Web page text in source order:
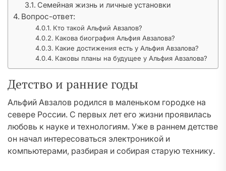
Семейная жизнь и личные установки
Вопрос-ответ:
Кто такой Альфий Авзалов?
Какова биография Альфия Авзалова?
Какие достижения есть у Альфия Авзалова?
Каковы планы на будущее у Альфия Авзалова?
Детство и ранние годы
Альфий Авзалов родился в маленьком городке на
севере России. С первых лет его жизни проявилась
любовь к науке и технологиям. Уже в раннем детстве
он начал интересоваться электроникой и
компьютерами, разбирая и собирая старую технику.